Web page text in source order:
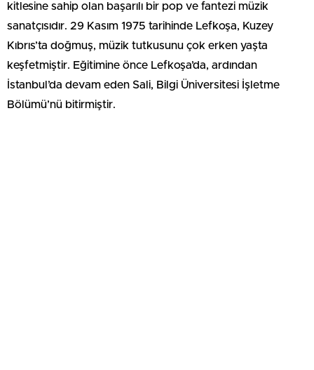
kitlesine sahip olan başarılı bir pop ve fantezi müzik
sanatçısıdır. 29 Kasım 1975 tarihinde Lefkoşa, Kuzey
Kıbrıs’ta doğmuş, müzik tutkusunu çok erken yaşta
keşfetmiştir. Eğitimine önce Lefkoşa’da, ardından
İstanbul’da devam eden Sali, Bilgi Üniversitesi İşletme
Bölümü’nü bitirmiştir.